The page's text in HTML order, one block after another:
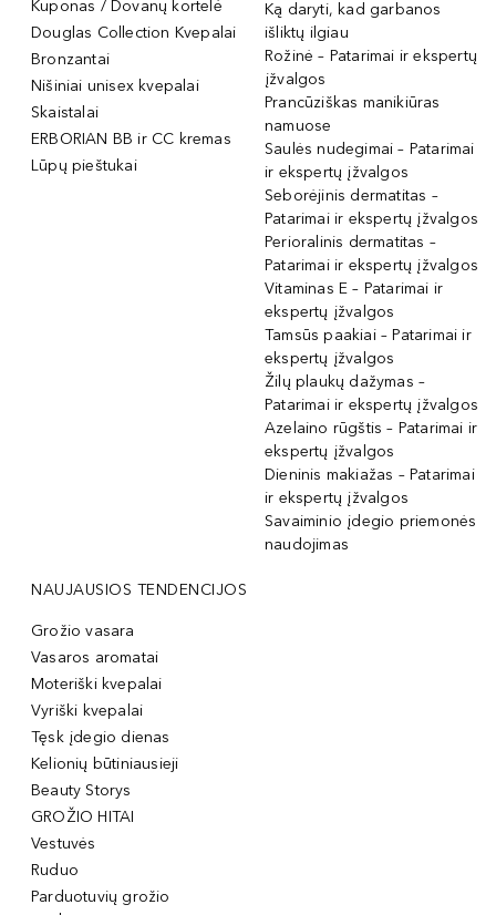
Kuponas / Dovanų kortelė
Douglas Collection Kvepalai
Bronzantai
Nišiniai unisex kvepalai
Skaistalai
ERBORIAN BB ir CC kremas
Lūpų pieštukai
Ką daryti, kad garbanos
išliktų ilgiau
Rožinė – Patarimai ir ekspertų
įžvalgos
Prancūziškas manikiūras
namuose
Saulės nudegimai – Patarimai
ir ekspertų įžvalgos
Seborėjinis dermatitas –
Patarimai ir ekspertų įžvalgos
Perioralinis dermatitas –
Patarimai ir ekspertų įžvalgos
Vitaminas E – Patarimai ir
ekspertų įžvalgos
Tamsūs paakiai – Patarimai ir
ekspertų įžvalgos
Žilų plaukų dažymas –
Patarimai ir ekspertų įžvalgos
Azelaino rūgštis – Patarimai ir
ekspertų įžvalgos
Dieninis makiažas – Patarimai
ir ekspertų įžvalgos
Savaiminio įdegio priemonės
naudojimas
NAUJAUSIOS TENDENCIJOS
Grožio vasara
Vasaros aromatai
Moteriški kvepalai
Vyriški kvepalai
Tęsk įdegio dienas
Kelionių būtiniausieji
Beauty Storys
GROŽIO HITAI
Vestuvės
Ruduo
Parduotuvių grožio